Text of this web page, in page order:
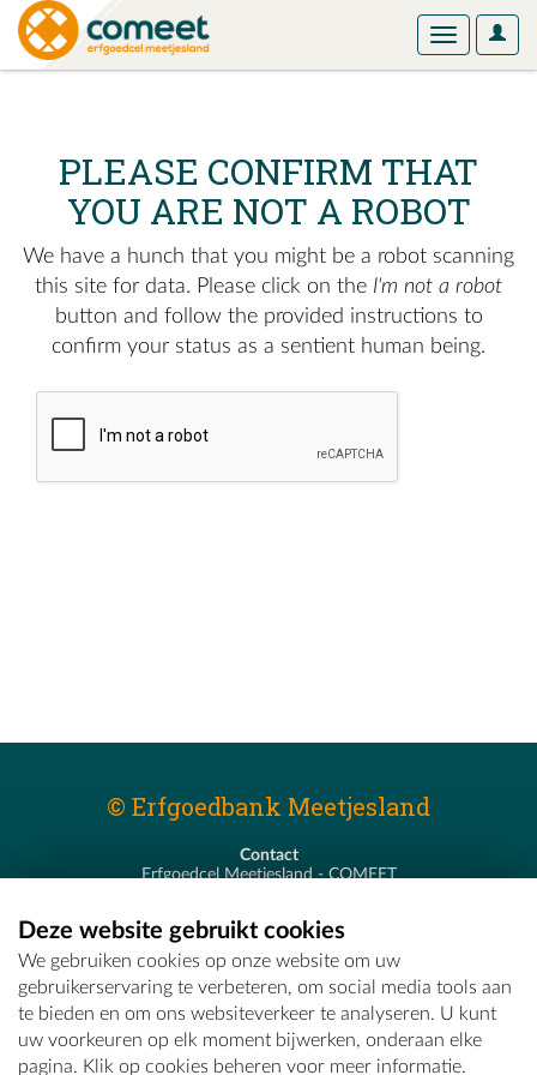
User
Toggle
PLEASE CONFIRM THAT
YOU ARE NOT A ROBOT
We have a hunch that you might be a robot scanning
this site for data. Please click on the I'm not a robot
button and follow the provided instructions to
confirm your status as a sentient human being.
© Erfgoedbank Meetjesland
Contact
Erfgoedcel Meetjesland - COMEET
T - 09 373 75 96
E -erfgoedcel@comeet.be
Deze website gebruikt cookies
We gebruiken cookies op onze website om uw
gebruikerservaring te verbeteren, om social media tools aan
te bieden en om ons websiteverkeer te analyseren. U kunt
uw voorkeuren op elk moment bijwerken, onderaan elke
pagina. Klik op cookies beheren voor meer informatie.